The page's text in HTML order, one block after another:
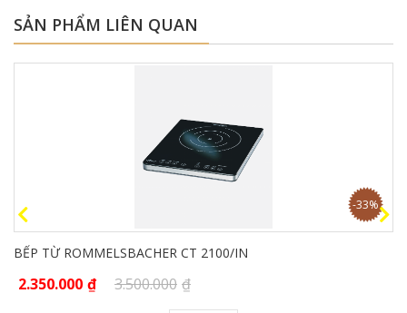
SẢN PHẨM LIÊN QUAN
-33%
BẾP TỪ ROMMELSBACHER CT 2100/IN
2.350.000 ₫ 3.500.000 ₫